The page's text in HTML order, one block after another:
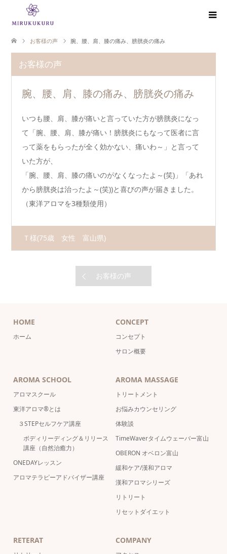
お客様の声 腕、腰、肩、膝の痛み、膀胱炎の痛み
お客様の声
腕、腰、肩、膝の痛み、膀胱炎の痛み
いつも腰、肩、膝が痛いと言っていた方が膀胱炎になっ
て「腕、腰、肩、膝が痛い！膀胱炎にもなって医者に言
って薬をもらったが全く効かない、痛いわ～」と言って
いた方が、
「腕、腰、肩、膝の痛いのがなくなったよ～(笑)」「あれ
から膀胱炎は治ったよ～(笑))と喜びの声が届きました。
（東洋アロマを3種類使用）
Ｔ様(75歳 女性 富山県)
お客様の声
HOME
ホーム
CONCEPT
コンセプト
サロン概要
AROMA SCHOOL
アロマスクール
東洋アロマ®とは
３STEPセルフケア講座
ボディリーディング＆リリース
講座（自然治癒力）
ONEDAYレッスン
アロマテラピーアドバイザー講座
AROMA MASSAGE
トリートメント
お悩みカウンセリング
体験談
TimeWaverタイムウェーバー富山
OBERON オベロン富山
緩和ケア/漢和アロマ
漢和アロマシリーズ
リトリート
リセットダイエット
RETERAT COMPANY